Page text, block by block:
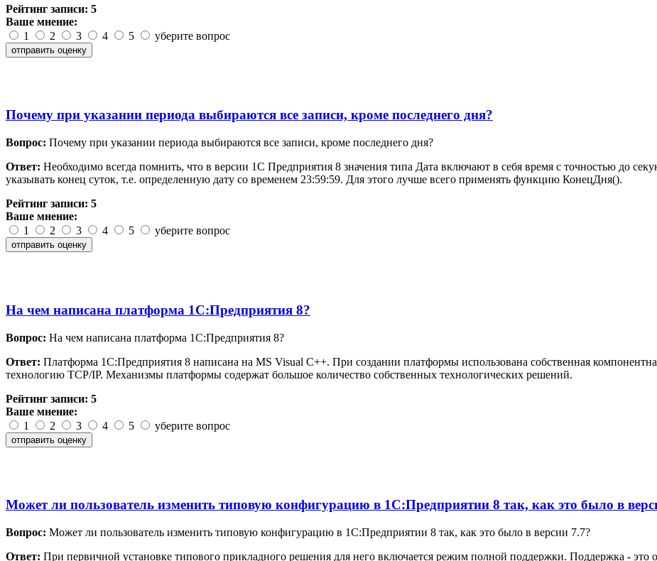
Рейтинг записи: 5
Ваше мнение:
1
2 3 4 5 уберите вопрос
Почему при указании периода выбираются все записи, кроме последнего дня?
Вопрос: Почему при указании периода выбираются все записи, кроме последнего дня?
Ответ: Необходимо всегда помнить, что в версии 1С Предприятия 8 значения типа Дата включают в себя время с точностью до
указывать конец суток, т.е. определенную дату со временем 23:59:59. Для этого лучше всего применять функцию КонецДня().
Рейтинг записи: 5
Ваше мнение:
1
2 3 4 5 уберите вопрос
На чем написана платформа 1С:Предприятия 8?
Вопрос: На чем написана платформа 1С:Предприятия 8?
Ответ: Платформа 1С:Предприятия 8 написана на MS Visual C++. При создании платформы использована собственная
технологию TCP/IP. Механизмы платформы содержат большое количество собственных технологических решений.
Рейтинг записи: 5
Ваше мнение:
1
2 3 4 5 уберите вопрос
Может ли пользователь изменить типовую конфигурацию в 1С:Предприятии 8 так, как это было в
Вопрос: Может ли пользователь изменить типовую конфигурацию в 1С:Предприятии 8 так, как это было в версии 7.7?
Ответ: При первичной установке типового прикладного решения для него включается режим полной поддержки. Поддержка - это